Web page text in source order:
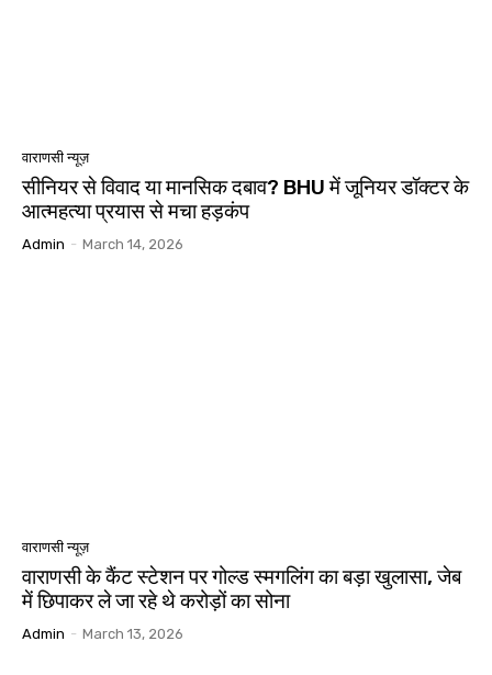
वाराणसी न्यूज़
सीनियर से विवाद या मानसिक दबाव? BHU में जूनियर डॉक्टर के
आत्महत्या प्रयास से मचा हड़कंप
Admin - March 14, 2026
वाराणसी न्यूज़
वाराणसी के कैंट स्टेशन पर गोल्ड स्मगलिंग का बड़ा खुलासा, जेब
में छिपाकर ले जा रहे थे करोड़ों का सोना
Admin - March 13, 2026